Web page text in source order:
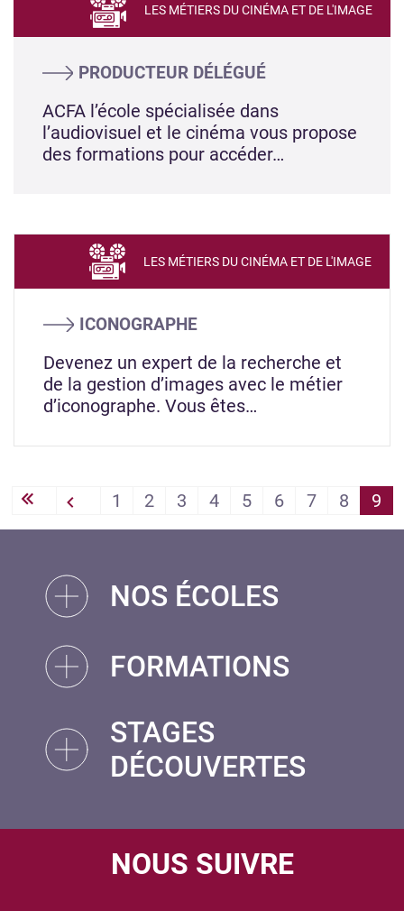
PRODUCTEUR DÉLÉGUÉ
LES MÉTIERS DU CINÉMA ET DE L'IMAGE
ACFA l’école spécialisée dans
l’audiovisuel et le cinéma vous propose
des formations pour accéder…
ICONOGRAPHE
LES MÉTIERS DU CINÉMA ET DE L'IMAGE
Devenez un expert de la recherche et
de la gestion d’images avec le métier
d’iconographe. Vous êtes…
PAGINATION
« First 1 2 3 4 5 6 7 8 9
NOS ÉCOLES
FORMATIONS
STAGES
DÉCOUVERTES
NOUS SUIVRE